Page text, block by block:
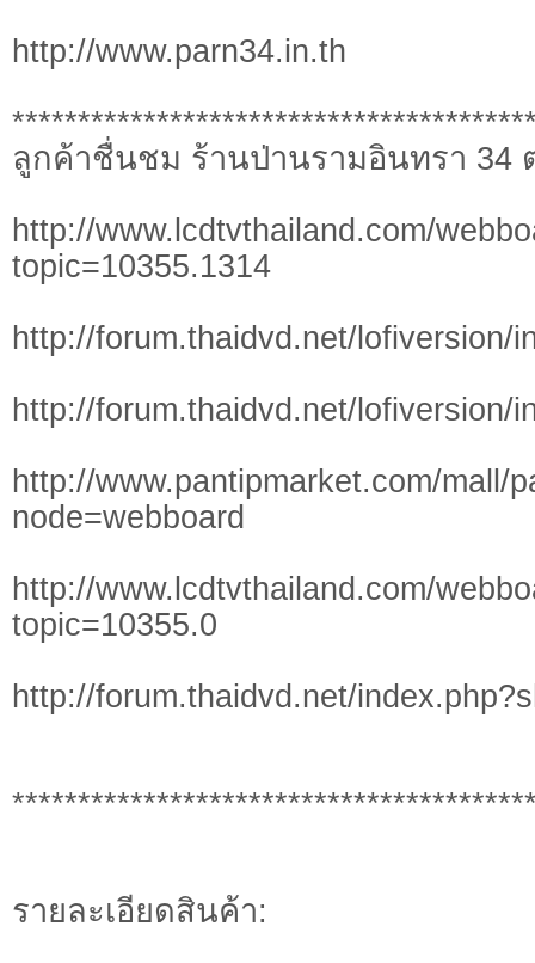
http://www.parn34.in.th
ลูกค้าชื่นชม ร้านป่านรามอินทรา 34
http://www.lcdtvthailand.com/
topic=10355.1314
http://forum.thaidvd.net/lofiversion/
http://forum.thaidvd.net/lofiversion/
http://www.pantipmarket.com/mall/
node=webboard
http://www.lcdtvthailand.com/
topic=10355.0
http://forum.thaidvd.net/
รายละเอียดสินค้า: